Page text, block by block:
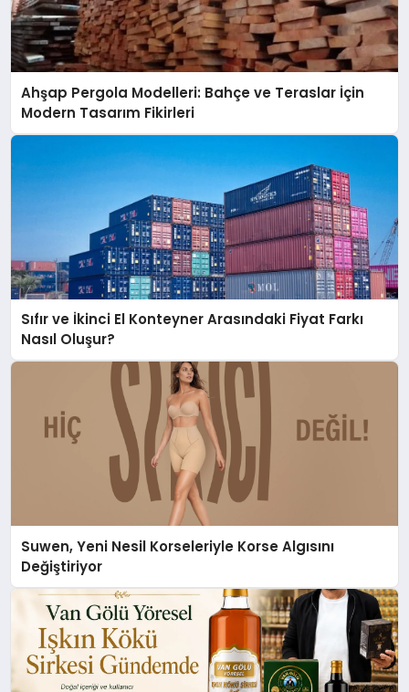
Ahşap Pergola Modelleri: Bahçe ve Teraslar İçin
Modern Tasarım Fikirleri
Sıfır ve İkinci El Konteyner Arasındaki Fiyat Farkı
Nasıl Oluşur?
Suwen, Yeni Nesil Korseleriyle Korse Algısını
Değiştiriyor